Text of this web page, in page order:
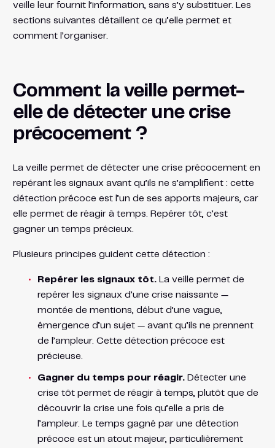
veille leur fournit l’information, sans s’y substituer. Les
sections suivantes détaillent ce qu’elle permet et
comment l’organiser.
Comment la veille permet-
elle de détecter une crise
précocement ?
La veille permet de détecter une crise précocement en
repérant les signaux avant qu’ils ne s’amplifient : cette
détection précoce est l’un de ses apports majeurs, car
elle permet de réagir à temps. Repérer tôt, c’est
gagner un temps précieux.
Plusieurs principes guident cette détection :
Repérer les signaux tôt.La veille permet de
repérer les signaux d’une crise naissante —
montée de mentions, début d’une vague,
émergence d’un sujet — avant qu’ils ne prennent
de l’ampleur. Cette détection précoce est
précieuse.
Gagner du temps pour réagir.Détecter une
crise tôt permet de réagir à temps, plutôt que de
découvrir la crise une fois qu’elle a pris de
l’ampleur. Le temps gagné par une détection
précoce est un atout majeur, particulièrement